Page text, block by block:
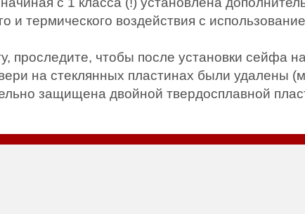
и термического воздействия с
проследите, чтобы после установки сейфа
на стеклянных пластинах были удалены
защищена двойной твердосплавной